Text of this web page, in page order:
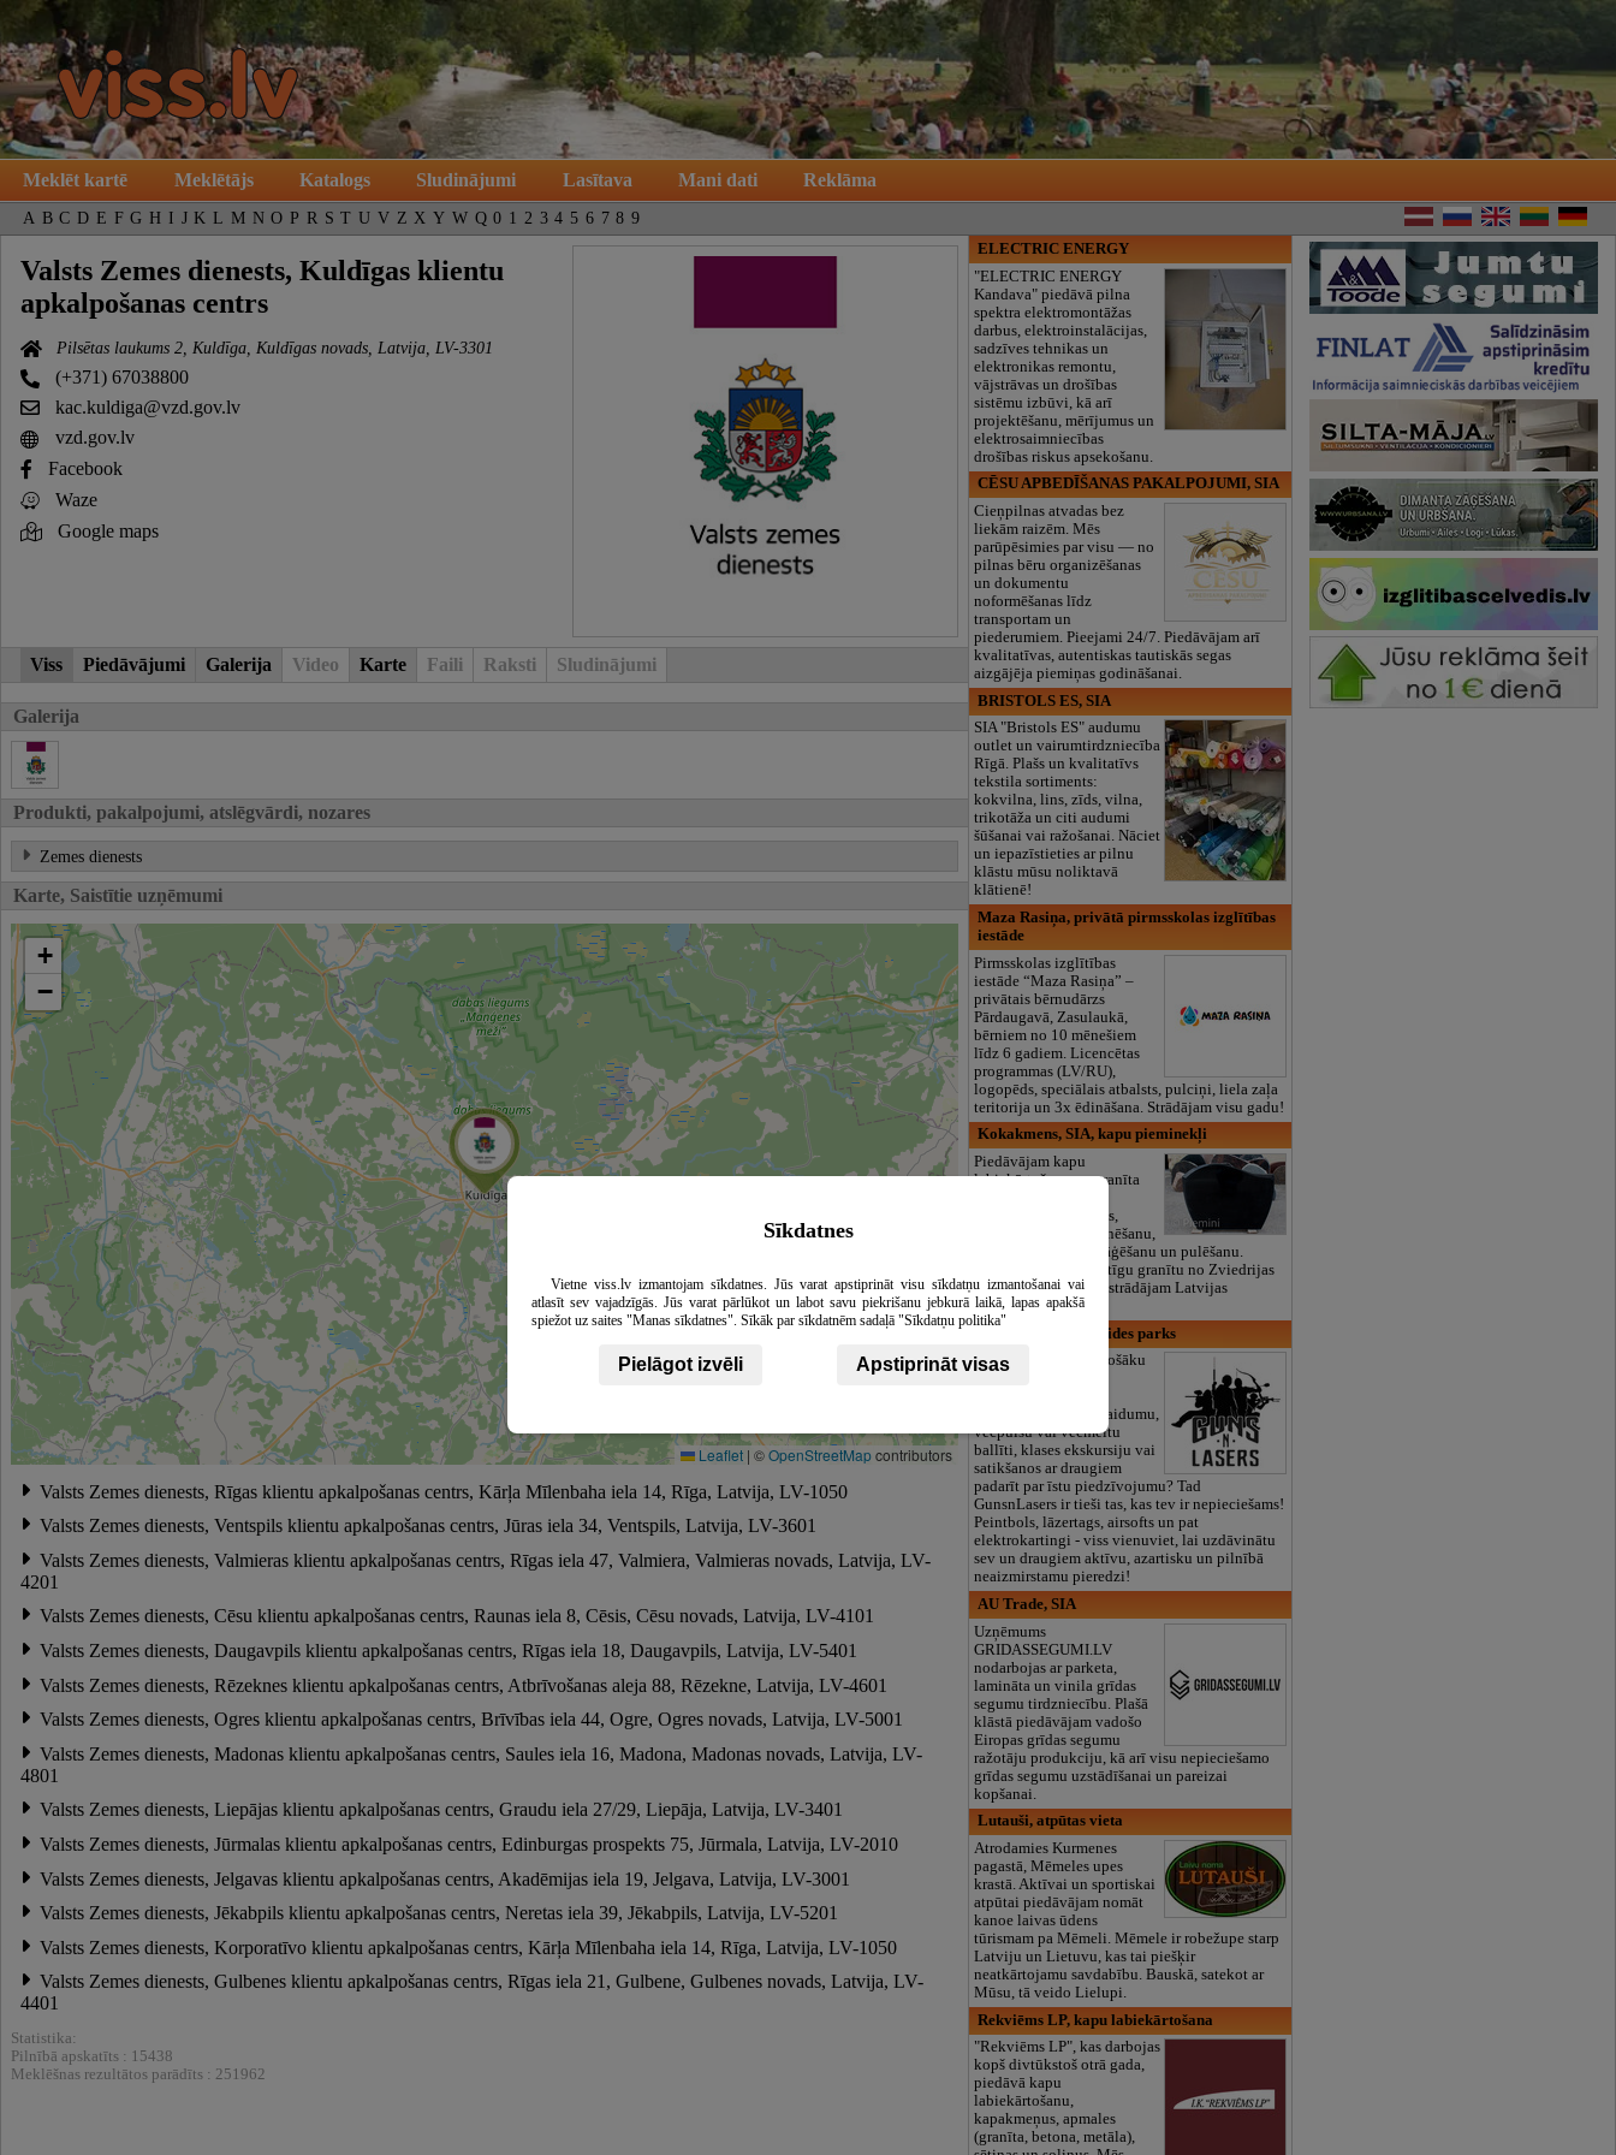
Meklēt kartē Meklētājs Katalogs Sludinājumi Lasītava Mani dati Reklāma
A B C D E F G H I J K L M N O P R S T U V Z X Y W Q 0 1 2 3 4 5 6 7 8 9
Valsts Zemes dienests, Kuldīgas klientu
apkalpošanas centrs
Pilsētas laukums 2, Kuldīga, Kuldīgas novads, Latvija, LV-3301
(+371) 67038800
kac.kuldiga@vzd.gov.lv
vzd.gov.lv
Facebook
Waze
Google maps
Viss Piedāvājumi Galerija Video Karte Faili Raksti Sludinājumi
Galerija
Produkti, pakalpojumi, atslēgvārdi, nozares
Zemes dienests
Karte, Saistītie uzņēmumi
+
−
Leaflet | ©OpenStreetMapcontributors
Valsts Zemes dienests, Rīgas klientu apkalpošanas centrs, Kārļa Mīlenbaha iela 14, Rīga, Latvija, LV-1050
Valsts Zemes dienests, Ventspils klientu apkalpošanas centrs, Jūras iela 34, Ventspils, Latvija, LV-3601
Valsts Zemes dienests, Valmieras klientu apkalpošanas centrs, Rīgas iela 47, Valmiera, Valmieras novads, Latvija, LV-
4201
Valsts Zemes dienests, Cēsu klientu apkalpošanas centrs, Raunas iela 8, Cēsis, Cēsu novads, Latvija, LV-4101
Valsts Zemes dienests, Daugavpils klientu apkalpošanas centrs, Rīgas iela 18, Daugavpils, Latvija, LV-5401
Valsts Zemes dienests, Rēzeknes klientu apkalpošanas centrs, Atbrīvošanas aleja 88, Rēzekne, Latvija, LV-4601
Valsts Zemes dienests, Ogres klientu apkalpošanas centrs, Brīvības iela 44, Ogre, Ogres novads, Latvija, LV-5001
Valsts Zemes dienests, Madonas klientu apkalpošanas centrs, Saules iela 16, Madona, Madonas novads, Latvija, LV-
4801
Valsts Zemes dienests, Liepājas klientu apkalpošanas centrs, Graudu iela 27/29, Liepāja, Latvija, LV-3401
Valsts Zemes dienests, Jūrmalas klientu apkalpošanas centrs, Edinburgas prospekts 75, Jūrmala, Latvija, LV-2010
Valsts Zemes dienests, Jelgavas klientu apkalpošanas centrs, Akadēmijas iela 19, Jelgava, Latvija, LV-3001
Valsts Zemes dienests, Jēkabpils klientu apkalpošanas centrs, Neretas iela 39, Jēkabpils, Latvija, LV-5201
Valsts Zemes dienests, Korporatīvo klientu apkalpošanas centrs, Kārļa Mīlenbaha iela 14, Rīga, Latvija, LV-1050
Valsts Zemes dienests, Gulbenes klientu apkalpošanas centrs, Rīgas iela 21, Gulbene, Gulbenes novads, Latvija, LV-
4401
Statistika:
Pilnībā apskatīts : 15438
Meklēšnas rezultātos parādīts : 251962
ELECTRIC ENERGY
"ELECTRIC ENERGY
Kandava" piedāvā pilna
spektra elektromontāžas
darbus, elektroinstalācijas,
sadzīves tehnikas un
elektronikas remontu,
vājstrāvas un drošības
sistēmu izbūvi, kā arī
projektēšanu, mērījumus un
elektrosaimniecības
drošības riskus apsekošanu.
CĒSU APBEDĪŠANAS PAKALPOJUMI, SIA
Cieņpilnas atvadas bez
liekām raizēm. Mēs
parūpēsimies par visu — no
pilnas bēru organizēšanas
un dokumentu
noformēšanas līdz
transportam un
piederumiem. Pieejami 24/7. Piedāvājam arī
kvalitatīvas, autentiskas tautiskās segas
aizgājēja piemiņas godināšanai.
BRISTOLS ES, SIA
SIA "Bristols ES" audumu
outlet un vairumtirdzniecība
Rīgā. Plašs un kvalitatīvs
tekstila sortiments:
kokvilna, lins, zīds, vilna,
trikotāža un citi audumi
šūšanai vai ražošanai. Nāciet
un iepazīstieties ar pilnu
klāstu mūsu noliktavā
klātienē!
Maza Rasiņa, privātā pirmsskolas izglītības
iestāde
Pirmsskolas izglītības
iestāde “Maza Rasiņa” –
privātais bērnudārzs
Pārdaugavā, Zasulaukā,
bērniem no 10 mēnešiem
līdz 6 gadiem. Licencētas
programmas (LV/RU),
logopēds, speciālais atbalsts, pulciņi, liela zaļa
teritorija un 3x ēdināšana. Strādājam visu gadu!
Kokakmens, SIA, kapu pieminekļi
Piedāvājam kapu
labiekārtošanu un granīta
pieminekļus, apmales,
sētiņas. Veicam betonēšanu,
planēšanu, granīta zāģēšanu un pulēšanu.
Importējam augstvērtīgu granītu no Zviedrijas
un Somijas, kā arī apstrādājam Latvijas
laukakmeņus.
GunsnLasers, izklaides parks
Vai meklē ko aizraujošāku
dzimšanas dienu, izlaidumu,
vecpuišu vai vecmeitu
ballīti, klases ekskursiju vai
satikšanos ar draugiem
padarīt par īstu piedzīvojumu? Tad
GunsnLasers ir tieši tas, kas tev ir nepieciešams!
Peintbols, lāzertags, airsofts un pat
elektrokartingi - viss vienuviet, lai uzdāvinātu
sev un draugiem aktīvu, azartisku un pilnībā
neaizmirstamu pieredzi!
AU Trade, SIA
Uzņēmums
GRIDASSEGUMI.LV
nodarbojas ar parketa,
lamināta un vinila grīdas
segumu tirdzniecību. Plašā
klāstā piedāvājam vadošo
Eiropas grīdas segumu
ražotāju produkciju, kā arī visu nepieciešamo
grīdas segumu uzstādīšanai un pareizai
kopšanai.
Lutauši, atpūtas vieta
Atrodamies Kurmenes
pagastā, Mēmeles upes
krastā. Aktīvai un sportiskai
atpūtai piedāvājam nomāt
kanoe laivas ūdens
tūrismam pa Mēmeli. Mēmele ir robežupe starp
Latviju un Lietuvu, kas tai piešķir
neatkārtojamu savdabību. Bauskā, satekot ar
Mūsu, tā veido Lielupi.
Rekviēms LP, kapu labiekārtošana
"Rekviēms LP", kas darbojas
kopš divtūkstoš otrā gada,
piedāvā kapu
labiekārtošanu,
kapakmeņus, apmales
(granīta, betona, metāla),
Sīkdatnes
Vietne viss.lv izmantojam sīkdatnes. Jūs varat apstiprināt visu sīkdatņu izmantošanai vai
atlasīt sev vajadzīgās. Jūs varat pārlūkot un labot savu piekrišanu jebkurā laikā, lapas apakšā
spiežot uz saites "Manas sīkdatnes". Sīkāk par sīkdatnēm sadaļā "Sīkdatņu politika"
Pielāgot izvēli Apstiprināt visas